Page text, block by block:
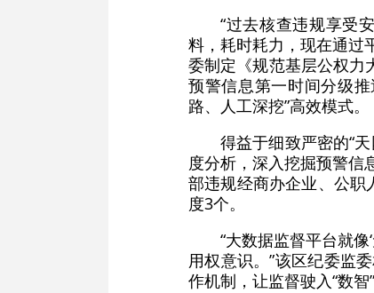
“过去核查违规享受
料，耗时耗力，现在通过
委制定《规范基层公权力
预警信息第一时间分级
路、人工深挖”高效模式。
得益于细致严密的“
度分析，深入挖掘预警信
部违规经商办企业、公职
度3个。
“大数据监督平台就
用权意识。”该区纪委监
作机制，让监督驶入“数